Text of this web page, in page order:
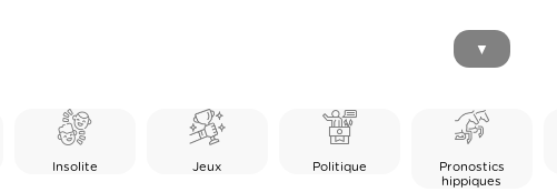
▼
Insolite Jeux Politique
Pronostics
hippiques